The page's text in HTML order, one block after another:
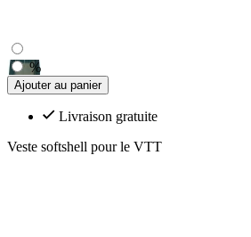
%
Ajouter au panier
Livraison gratuite
Veste softshell pour le VTT